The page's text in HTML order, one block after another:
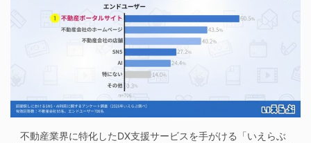
不動産業界に特化したDX支援サービスを手がける「いえらぶ